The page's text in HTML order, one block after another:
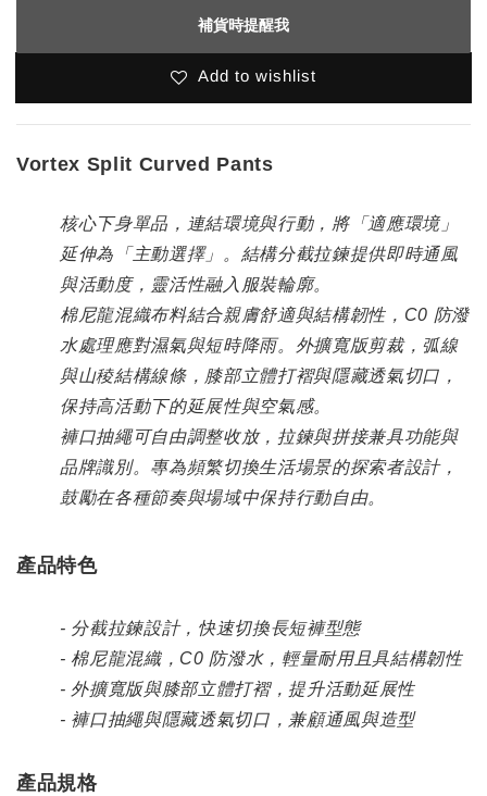
補貨時提醒我
Add to wishlist
Vortex Split Curved Pants
核心下身單品，連結環境與行動，將「適應環境」
延伸為「主動選擇」。結構分截拉鍊提供即時通風
與活動度，靈活性融入服裝輪廓。
棉尼龍混織布料結合親膚舒適與結構韌性，C0 防潑
水處理應對濕氣與短時降雨。外擴寬版剪裁，弧線
與山稜結構線條，膝部立體打褶與隱藏透氣切口，
保持高活動下的延展性與空氣感。
褲口抽繩可自由調整收放，拉鍊與拼接兼具功能與
品牌識別。專為頻繁切換生活場景的探索者設計，
鼓勵在各種節奏與場域中保持行動自由。
產品特色
- 分截拉鍊設計，快速切換長短褲型態
- 棉尼龍混織，C0 防潑水，輕量耐用且具結構韌性
- 外擴寬版與膝部立體打褶，提升活動延展性
- 褲口抽繩與隱藏透氣切口，兼顧通風與造型
產品規格